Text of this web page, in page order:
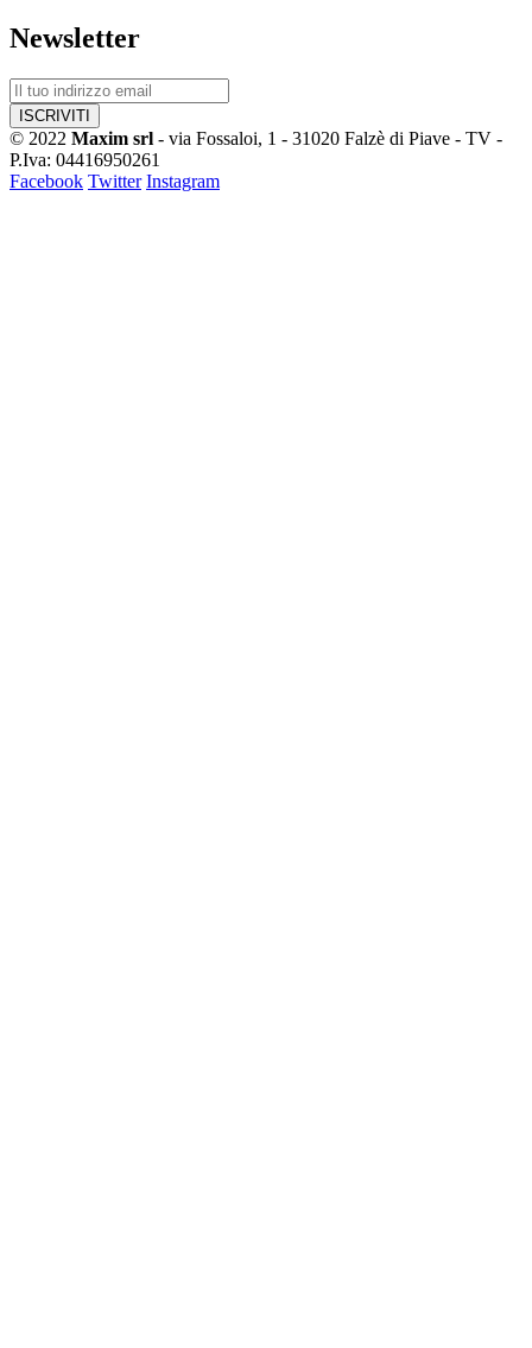
Newsletter
© 2022 Maxim srl - via Fossaloi, 1 - 31020 Falzè di Piave - TV -
P.Iva: 04416950261
Facebook Twitter Instagram